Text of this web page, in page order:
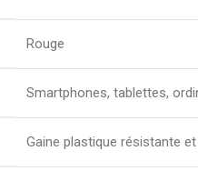
Rouge
Smartphones, tablettes,
Gaine plastique résistante